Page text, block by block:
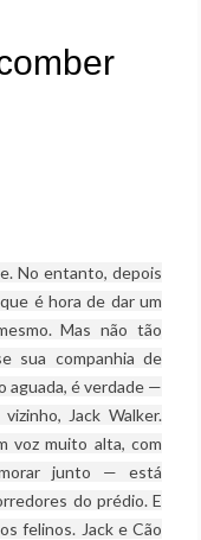
No entanto, depois
é hora de dar um
Mas não tão
sua companhia de
aguada, é verdade —
Jack Walker.
voz muito alta, com
junto — está
do prédio. E
felinos. Jack e Cão